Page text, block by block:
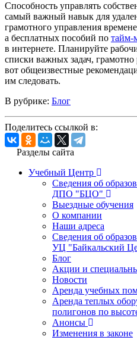
Способность управлять
самый важный навык для
грамотного управления
а бесплатных пособий по тайм-
в интернете. Планируйте
списки важных задач,
вот общеизвестные
им следовать.
В рубрике: Блог
Поделитесь ссылкой в:
Разделы сайта
Учебный Центр
Сведения об
ДПО "БЦО"
Выездные обучения
О компании
Наши адреса
Сведения об
УЦ "Байкальский
Блог
Акции и
Новости
Аренда учебных
Аренда теплых
полигонов по
Анонсы
Изменения в законе